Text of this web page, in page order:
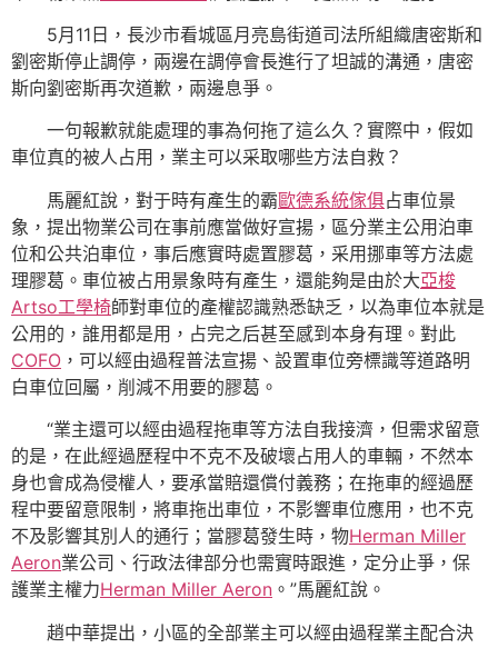
5月11日，長沙市看城區月亮島街道司法所組織唐密斯和
劉密斯停止調停，兩邊在調停會長進行了坦誠的溝通，唐密
斯向劉密斯再次道歉，兩邊息爭。
一句報歉就能處理的事為何拖了這么久？實際中，假如
車位真的被人占用，業主可以采取哪些方法自救？
馬麗紅說，對于時有產生的霸歐德系統傢俱占車位景
象，提出物業公司在事前應當做好宣揚，區分業主公用泊車
位和公共泊車位，事后應實時處置膠葛，采用挪車等方法處
理膠葛。車位被占用景象時有產生，還能夠是由於大亞梭
Artso工學椅師對車位的產權認識熟悉缺乏，以為車位本就是
公用的，誰用都是用，占完之后甚至感到本身有理。對此
COFO ，可以經由過程普法宣揚、設置車位旁標識等道路明
白車位回屬，削減不用要的膠葛。
“業主還可以經由過程拖車等方法自我接濟，但需求留意
的是，在此經過歷程中不克不及破壞占用人的車輛，不然本
身也會成為侵權人，要承當賠還償付義務；在拖車的經過歷
程中要留意限制，將車拖出車位，不影響車位應用，也不克
不及影響其別人的通行；當膠葛發生時，物Herman Miller
Aeron業公司、行政法律部分也需實時跟進，定分止爭，保
護業主權力Herman Miller Aeron 。”馬麗紅說。
趙中華提出，小區的全部業主可以經由過程業主配合決